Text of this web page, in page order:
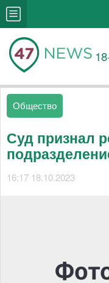
Общество
Суд признал
16:17 18.10.2023